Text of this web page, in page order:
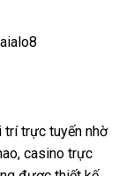
trí trực tuyến nhờ
casino trực